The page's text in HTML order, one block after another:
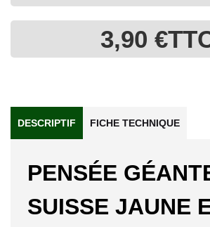
3,90 €
DESCRIPTIF FICHE TECHNIQUE
PENSÉE
SUISSE JAUNE